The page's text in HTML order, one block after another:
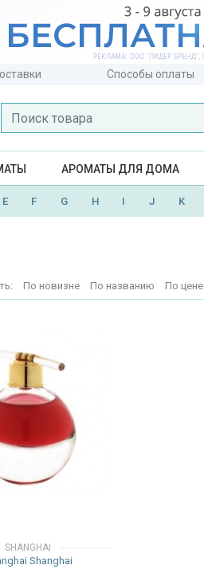
Способы оплаты
АРОМАТЫ ДЛЯ ДОМА
E F G H I J K
По новизне По названию По цене
SHANGHAI
Shanghai